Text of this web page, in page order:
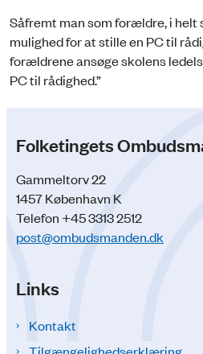
Såfremt man som forældre, i
mulighed for at stille en PC til
forældrene ansøge skolens
PC til rådighed.”
Folketingets
Gammeltorv 22
1457 København K
Telefon +45 3313 2512
post@ombudsmanden.dk
Links
Kontakt